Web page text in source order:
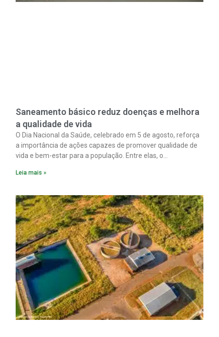
Saneamento básico reduz doenças e melhora
a qualidade de vida
O Dia Nacional da Saúde, celebrado em 5 de agosto, reforça
a importância de ações capazes de promover qualidade de
vida e bem-estar para a população. Entre elas, o
serviços de coleta e tratamento de esgoto contribui
melhora as condições de saúde pública.
Leia mais »